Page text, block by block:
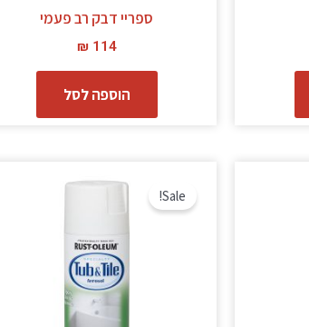
ספריי דבק רב פעמי
₪114
הוספה לסל
Sale!
המקורי